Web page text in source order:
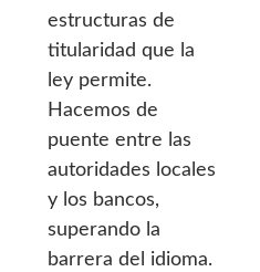
estructuras de
titularidad que la
ley permite.
Hacemos de
puente entre las
autoridades locales
y los bancos,
superando la
barrera del idioma.